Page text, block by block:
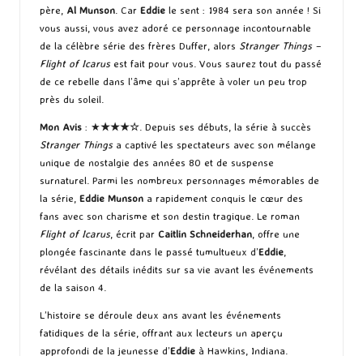
père, Al Munson. Car Eddie le sent : 1984 sera son année ! Si
vous aussi, vous avez adoré ce personnage incontournable
de la célèbre série des frères Duffer, alors Stranger Things –
Flight of Icarusest fait pour vous. Vous saurez tout du passé
de ce rebelle dans l’âme qui s’apprête à voler un peu trop
près du soleil.
Mon Avis : ★★★★☆. Depuis ses débuts, la série à succès
Stranger Thingsa captivé les spectateurs avec son mélange
unique de nostalgie des années 80 et de suspense
surnaturel. Parmi les nombreux personnages mémorables de
la série, Eddie Munson a rapidement conquis le cœur des
fans avec son charisme et son destin tragique. Le roman
Flight of Icarus, écrit par Caitlin Schneiderhan, offre une
plongée fascinante dans le passé tumultueux d’Eddie,
révélant des détails inédits sur sa vie avant les événements
de la saison 4.
L’histoire se déroule deux ans avant les événements
fatidiques de la série, offrant aux lecteurs un aperçu
approfondi de la jeunesse d’Eddie à Hawkins, Indiana.